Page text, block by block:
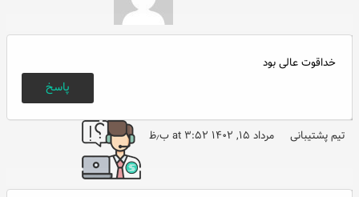
خداقوت عالی بود
پاسخ
تیم پشتیبانی مرداد ۱۵, ۱۴۰۲ at ۳:۵۲ ب٫ظ